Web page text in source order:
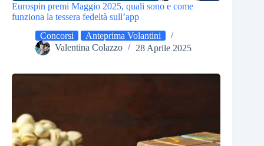
Eurospin premi Maggio 2025, quali sono e come
funziona la tessera fedeltà sull’app
Concorsi
Anteprima Volantini
Valentina Colazzo
28 Aprile 2025